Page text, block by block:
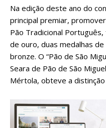
Na edição deste ano do
principal premiar,
Pão Tradicional
de ouro, duas medalhas
bronze. O “Pão de São
Seara de Pão de São
Mértola, obteve a distinção